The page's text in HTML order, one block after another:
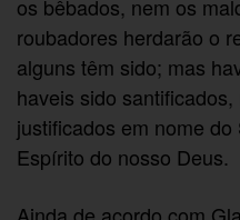
os bêbados, nem os
roubadores herdarão o
alguns têm sido; mas
haveis sido
justificados em nome
Espírito do nosso Deus.
Ainda de acordo com